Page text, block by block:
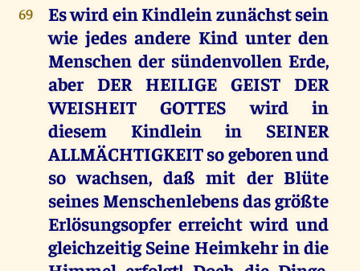
69
Es wird ein Kindlein zunächst sein
wie jedes andere Kind unter den
Menschen der sündenvollen Erde,
aber DER HEILIGE GEIST DER
WEISHEIT GOTTES wird in
diesem Kindlein in SEINER
ALLMÄCHTIGKEIT so geboren und
so wachsen, daß mit der Blüte
seines Menschenlebens das größte
Erlösungsopfer erreicht wird und
gleichzeitig Seine Heimkehr in die